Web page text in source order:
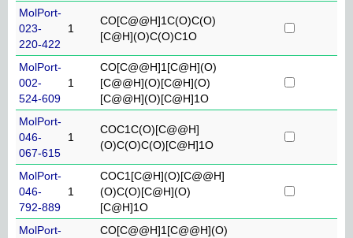
MolPort-
023-
220-422
1
CO[C@@H]1C(O)C(O)
[C@H](O)C(O)C1O
MolPort-
002-
524-609
1
CO[C@@H]1[C@H](O)
[C@@H](O)[C@H](O)
[C@@H](O)[C@H]1O
MolPort-
046-
067-615
1
COC1C(O)[C@@H]
(O)C(O)C(O)[C@H]1O
MolPort-
046-
792-889
1
COC1[C@H](O)[C@@H]
(O)C(O)[C@H](O)
[C@H]1O
MolPort-
CO[C@@H]1[C@@H](O)